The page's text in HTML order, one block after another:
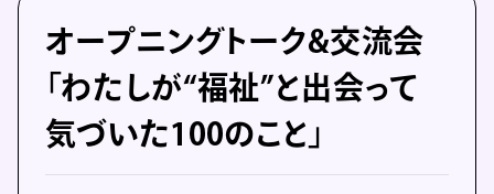
オープニングトーク&交流会
「わたしが“福祉”と出会って
気づいた100のこと」